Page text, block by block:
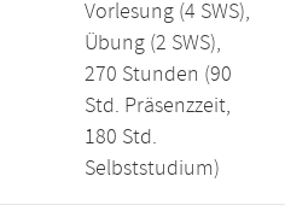
Vorlesung (4 SWS),
Übung (2 SWS),
270 Stunden (90
Std. Präsenzzeit,
180 Std.
Selbststudium)